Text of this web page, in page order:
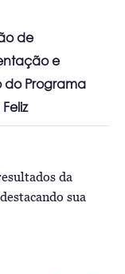
de
e
Programa
da
sua